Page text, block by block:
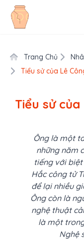
Trang Chủ
Tiểu sử của Lê
Tiểu sử của
Ông là một
những năm
tiếng với
Hắc công tử
để lại nhiều
Ông còn là
nghệ thuật
là một
Nghệ